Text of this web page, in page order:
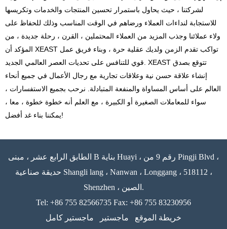
لشركتنا ، حيث يحاول باستمرار تحسين المنتجات والخدمات وتكريسها
للاستجابة لنداءات العملاء ورضاهم في الوقت المناسب وذلك للحفاظ على
ولاء عملائنا وجذب المزيد من العملاء المحتملين ، القرن ، رحلة جديدة ، من
المؤكد أن XEAST تواكب تقدم الزمن ولديك عقلية حرة ، وبناء فريق عمل
قوي للتنافس على تحديات العصر العالمي الجديد. XEAST تتوقع بصدق
إنشاء علاقة حسن نية وعلاقات تجارية مع رجال الأعمال في جميع أنحاء
العالم على أساس المساواة والمنفعة المتبادلة. نرحب بجميع الاستفسارات ،
سواء للمعاملات الصغيرة أو الكبيرة ، مع العلم أنه خطوة خطوة ، معا ،
يمكننا بناء غد أفضل!
الطابق الرابع عشر ، مبنى B بناية Huayi ، رقم 9 من Pingji Blvd ،
حديقة صناعية Shangli lang ، Nanwan ، Longgang ، 518112 ،
Shenzhen ، الصين.
Tel: +86 755 82566735 Fax: +86 755 83230956
خريطة الموقع
ماجستير ماجستير كامل